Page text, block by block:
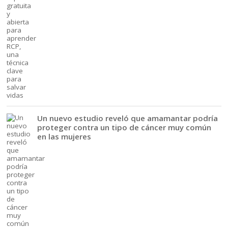
Un nuevo estudio reveló que amamantar podría
proteger contra un tipo de cáncer muy común
en las mujeres